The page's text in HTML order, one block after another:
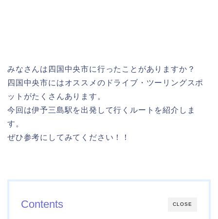
みなさんは四国中央市に行ったことがありますか？
四国中央市にはオススメのドライブ・ツーリングスポ
ットがたくさんあります。
今回は伊予三島駅を出発して行くルートを紹介しま
す。
ぜひ参考にしてみてください！！
CLOSE
Contents